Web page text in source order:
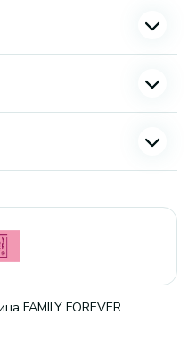
FAMILY FOREVER